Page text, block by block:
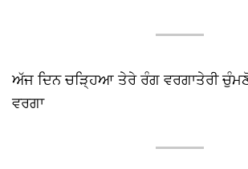
ਅੱਜ ਦਿਨ ਚੜ੍ਹਿਆ ਤੇਰੇ ਰੰਗ ਵਰਗਾਤੇਰੀ
ਵਰਗਾ